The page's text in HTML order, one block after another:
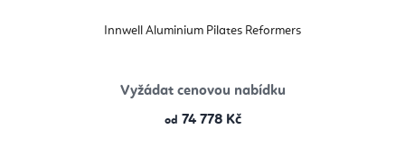
Innwell Aluminium Pilates Reformers
Vyžádat cenovou nabídku
od 74 778 Kč